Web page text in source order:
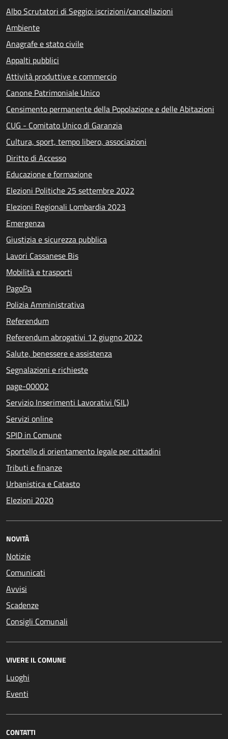
Albo Scrutatori di Seggio: iscrizioni/cancellazioni
Ambiente
Anagrafe e stato civile
Appalti pubblici
Attività produttive e commercio
Canone Patrimoniale Unico
Censimento permanente della Popolazione e delle Abitazioni
CUG - Comitato Unico di Garanzia
Cultura, sport, tempo libero, associazioni
Diritto di Accesso
Educazione e formazione
Elezioni Politiche 25 settembre 2022
Elezioni Regionali Lombardia 2023
Emergenza
Giustizia e sicurezza pubblica
Lavori Cassanese Bis
Mobilità e trasporti
PagoPa
Polizia Amministrativa
Referendum
Referendum abrogativi 12 giugno 2022
Salute, benessere e assistenza
Segnalazioni e richieste
page-00002
Servizio Inserimenti Lavorativi (SIL)
Servizi online
SPID in Comune
Sportello di orientamento legale per cittadini
Tributi e finanze
Urbanistica e Catasto
Elezioni 2020
NOVITÀ
Notizie
Comunicati
Avvisi
Scadenze
Consigli Comunali
VIVERE IL COMUNE
Luoghi
Eventi
CONTATTI